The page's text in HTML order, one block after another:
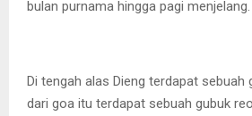
bulan purnama hingga pagi menjelang.
Di tengah alas Dieng terdapat sebuah
dari goa itu terdapat sebuah gubuk